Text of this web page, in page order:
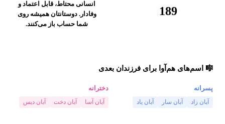
189
انسانی محتاط، قابل اعتماد و
وفادار. دوستانتان همیشه روی
شما حساب باز می‌کنند.
🎼 اسم‌های هم‌آوا برای فرزندان بعدی
پسرانه
آبان زاد آبان سار آبان یاد
دخترانه
آبان آسا آبان دخت آبان دیس